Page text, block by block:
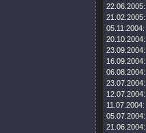
22.06.2005:
21.02.2005:
05.11.2004:
20.10.2004:
23.09.2004:
16.09.2004:
06.08.2004:
23.07.2004:
12.07.2004:
11.07.2004:
05.07.2004:
21.06.2004: